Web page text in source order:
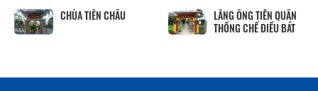
CHÙA TIÊN CHÂU
LĂNG ÔNG TIỀN QUÂN
THỐNG CHẾ ĐIỀU BÁT